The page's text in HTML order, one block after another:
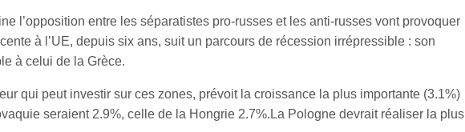
l’opposition entre les séparatistes pro-russes et les anti-russes vont provoquer
à l’UE, depuis six ans, suit un parcours de récession irrépressible : son
à celui de la Grèce.
qui peut investir sur ces zones, prévoit la croissance la plus importante (3.1%)
seraient 2.9%, celle de la Hongrie 2.7%.La Pologne devrait réaliser la plus